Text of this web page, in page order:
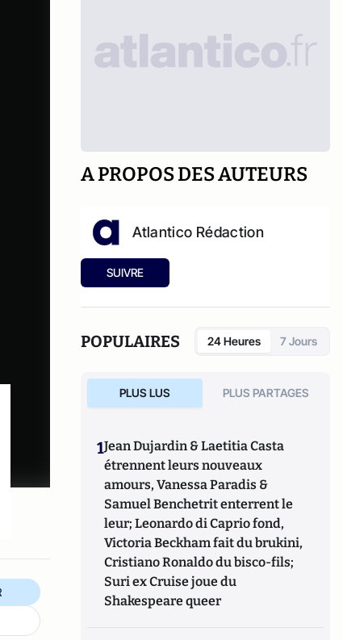
A PROPOS DES AUTEURS
Atlantico Rédaction
SUIVRE
POPULAIRES 24 Heures 7 Jours
PLUS LUS PLUS PARTAGES
1Jean Dujardin & Laetitia Casta
étrennent leurs nouveaux
amours, Vanessa Paradis &
Samuel Benchetrit enterrent le
leur; Leonardo di Caprio fond,
Victoria Beckham fait du brukini,
Cristiano Ronaldo du bisco-fils;
Suri ex Cruise joue du
Shakespeare queer